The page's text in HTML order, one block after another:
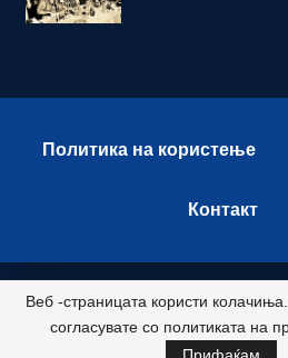
Политика на користење
Контакт
© 2026 - Istok Press. All
Развиено и хостирано од
Веб -страницата користи
согласувате со политиката на